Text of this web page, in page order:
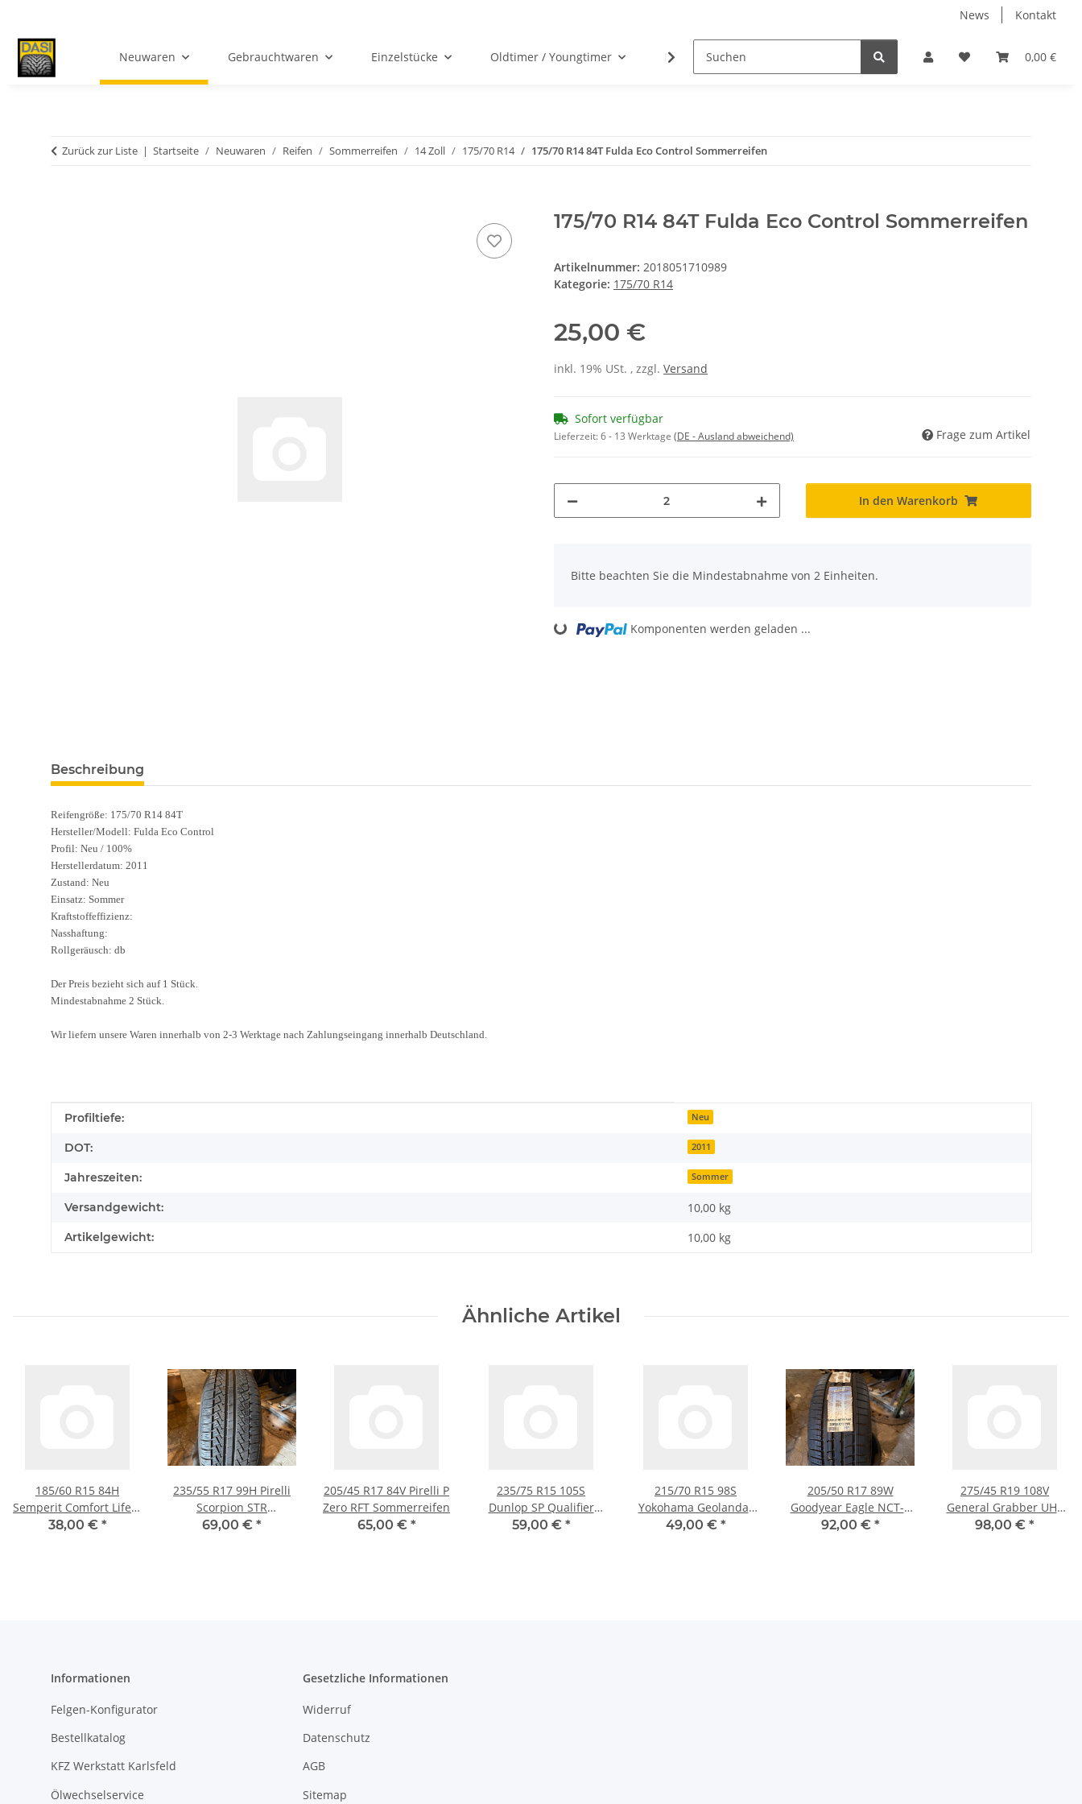
News Kontakt
0,00 €
Neuwaren Gebrauchtwaren Einzelstücke Oldtimer / Youngtimer Nabenabdeckungen % Restposten % Zentrierringe
Zurück zur Liste Startseite Neuwaren Reifen Sommerreifen 14 Zoll 175/70 R14 175/70 R14 84T Fulda Eco Control Sommerreifen
175/70 R14 84T Fulda Eco Control Sommerreifen
Artikelnummer: 2018051710989
Kategorie: 175/70 R14
25,00 €
inkl. 19% USt. , zzgl. Versand
Sofort verfügbar
Lieferzeit:6 - 13 Werktage (DE - Ausland abweichend) Frage zum Artikel
In den Warenkorb
Bitte beachten Sie die Mindestabnahme von 2 Einheiten.
Loading... Komponenten werden geladen ...
Beschreibung
Reifengröße: 175/70 R14 84T
Hersteller/Modell: Fulda Eco Control
Profil: Neu / 100%
Herstellerdatum: 2011
Zustand: Neu
Einsatz: Sommer
Kraftstoffeffizienz:
Nasshaftung:
Rollgeräusch: db
Der Preis bezieht sich auf 1 Stück.
Mindestabnahme 2 Stück.
Wir liefern unsere Waren innerhalb von 2-3 Werktage nach Zahlungseingang innerhalb Deutschland.
Produkteigenschaft
Wert
Profiltiefe: Neu
DOT: 2011
Jahreszeiten: Sommer
Versandgewicht: 10,00 kg
Artikelgewicht: 10,00 kg
Ähnliche Artikel
185/60 R15 84H
Semperit Comfort Life-2
Sommerreifen
38,00 € *
235/55 R17 99H Pirelli
Scorpion STR
Sommerreifen
69,00 € *
205/45 R17 84V Pirelli P
Zero RFT Sommerreifen
65,00 € *
235/75 R15 105S
Dunlop SP Qualifier
T.G.20 Sommerreifen
59,00 € *
215/70 R15 98S
Yokohama Geolandar
A/T.S Sommerreifen
49,00 € *
205/50 R17 89W
Goodyear Eagle NCT-5
RFT Sommerreifen
92,00 € *
275/45 R19 108V
General Grabber UHP
Sommerreifen
98,00 € *
Informationen
Felgen-Konfigurator
Bestellkatalog
KFZ Werkstatt Karlsfeld
Ölwechselservice
Gesetzliche Informationen
Widerruf
Datenschutz
AGB
Sitemap